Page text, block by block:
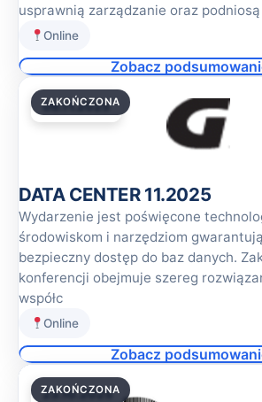
usprawnią zarządzanie oraz
Online
Zobacz
06.11.2025
ZAKOŃCZONA
DATA CENTER 11.2025
Wydarzenie jest poświęcone
środowiskom i narzędziom
bezpieczny dostęp do baz danych.
konferencji obejmuje szereg
współc
Online
Zobacz
23.10.2025
ZAKOŃCZONA